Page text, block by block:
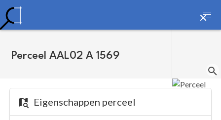
Perceel AAL02 A 1569
Eigenschappen perceel